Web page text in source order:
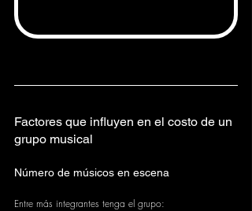
Factores que influyen en el costo de un
grupo musical
Número de músicos en escena
Entre más integrantes tenga el grupo: